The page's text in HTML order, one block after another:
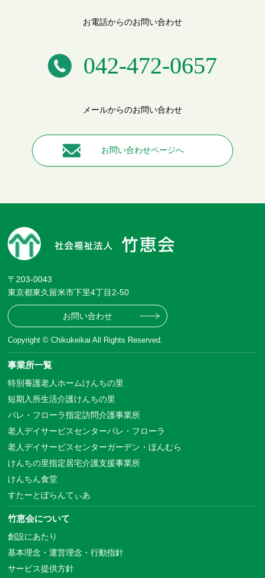
お電話からのお問い合わせ
042-472-0657
メールからのお問い合わせ
お問い合わせページへ
〒203-0043
東京都東久留米市下里4丁目2-50
お問い合わせ
Copyright © Chikukeikai All Rights Reserved.
事業所一覧
特別養護老人ホームけんちの里
短期入所生活介護けんちの里
パレ・フローラ指定訪問介護事業所
老人デイサービスセンターパレ・フローラ
老人デイサービスセンターガーデン・ほんむら
けんちの里指定居宅介護支援事業所
けんちん食堂
すたーとぼらんてぃあ
竹恵会について
創設にあたり
基本理念・運営理念・行動指針
サービス提供方針